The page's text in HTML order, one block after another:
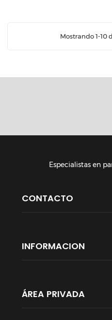
Mostrando 1-10
Especialistas en
CONTACTO
INFORMACION
ÁREA PRIVADA